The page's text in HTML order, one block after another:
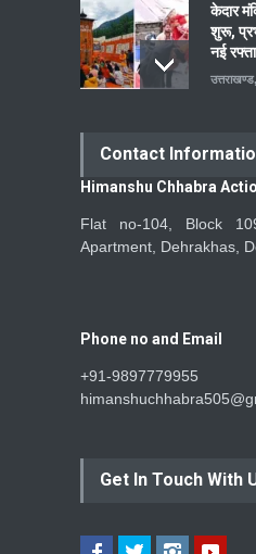
केदार
शुरू,
नई
उत्तराखण्ड,
Contact
Himanshu Chhabra
Flat no-104, Block
Apartment, Dehrakhas,
Phone no and Email
+91-9897779955
Get In Touch With